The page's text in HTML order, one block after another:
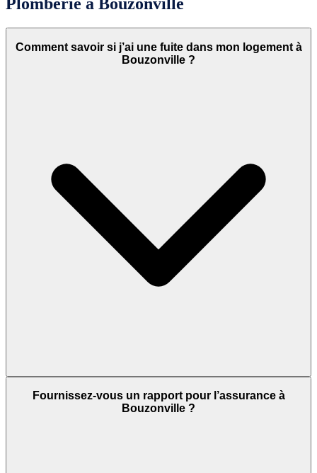
Plomberie à Bouzonville
Comment savoir si j’ai une fuite dans mon logement à
Bouzonville ?
Fournissez-vous un rapport pour l’assurance à
Bouzonville ?